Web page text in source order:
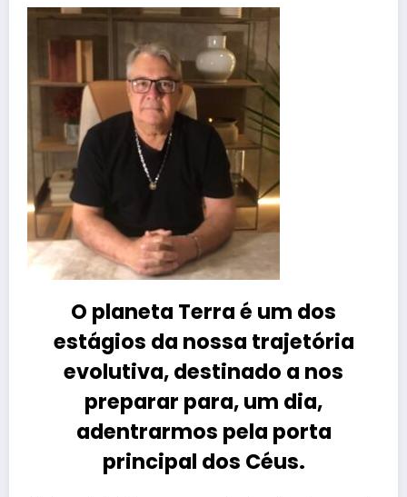
O planeta Terra é um dos
estágios da nossa trajetória
evolutiva, destinado a nos
preparar para, um dia,
adentrarmos pela porta
principal dos Céus.